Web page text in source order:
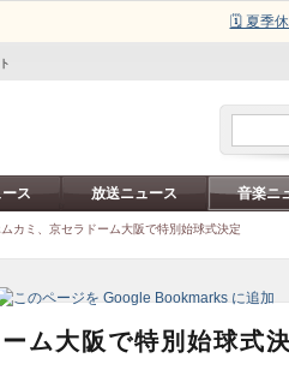
🗓️ 夏季
ス 放送ニュース 音楽ニ
ムカミ、京セラドーム大阪で特別始球式決定
ム大阪で特別始球式